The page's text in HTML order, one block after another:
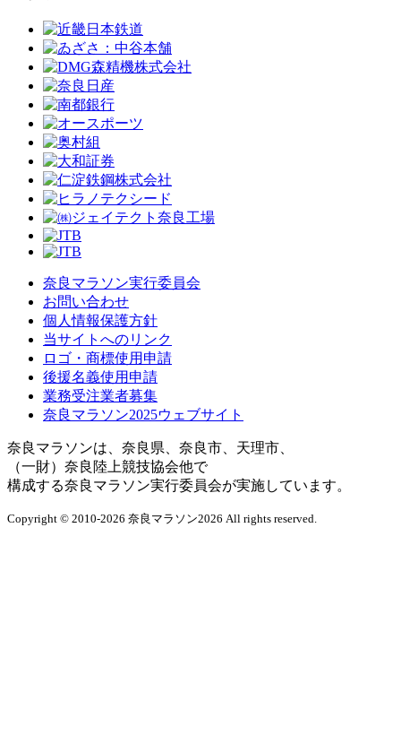
奈良マラソン実行委員会
お問い合わせ
個人情報保護方針
当サイトへのリンク
ロゴ・商標使用申請
後援名義使用申請
業務受注業者募集
奈良マラソン2025ウェブサイト
奈良マラソンは、奈良県、奈良市、天理市、
（一財）奈良陸上競技協会他で
構成する奈良マラソン実行委員会が実施しています。
Copyright © 2010-2026 奈良マラソン2026 All rights reserved.